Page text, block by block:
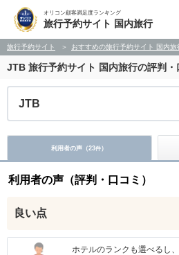
オリコン顧客満足度ランキング
旅行予約サイト 国内旅行
旅行予約サイト おすすめの旅行予約サイト 国内
JTB 旅行予約サイト 国内旅行の評判・
JTB
利用者の声（23件）
利用者の声（評判・口コミ）
良い点
ホテルのランクも選べるし